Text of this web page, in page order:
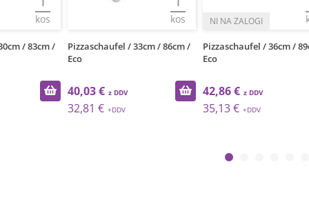
kos
/ 83cm /
kos
Pizzaschaufel / 33cm / 86cm /
Eco
40,03 €
32,81 €
Pizzaschaufel / 36cm /
Eco
42,86 €
35,13 €